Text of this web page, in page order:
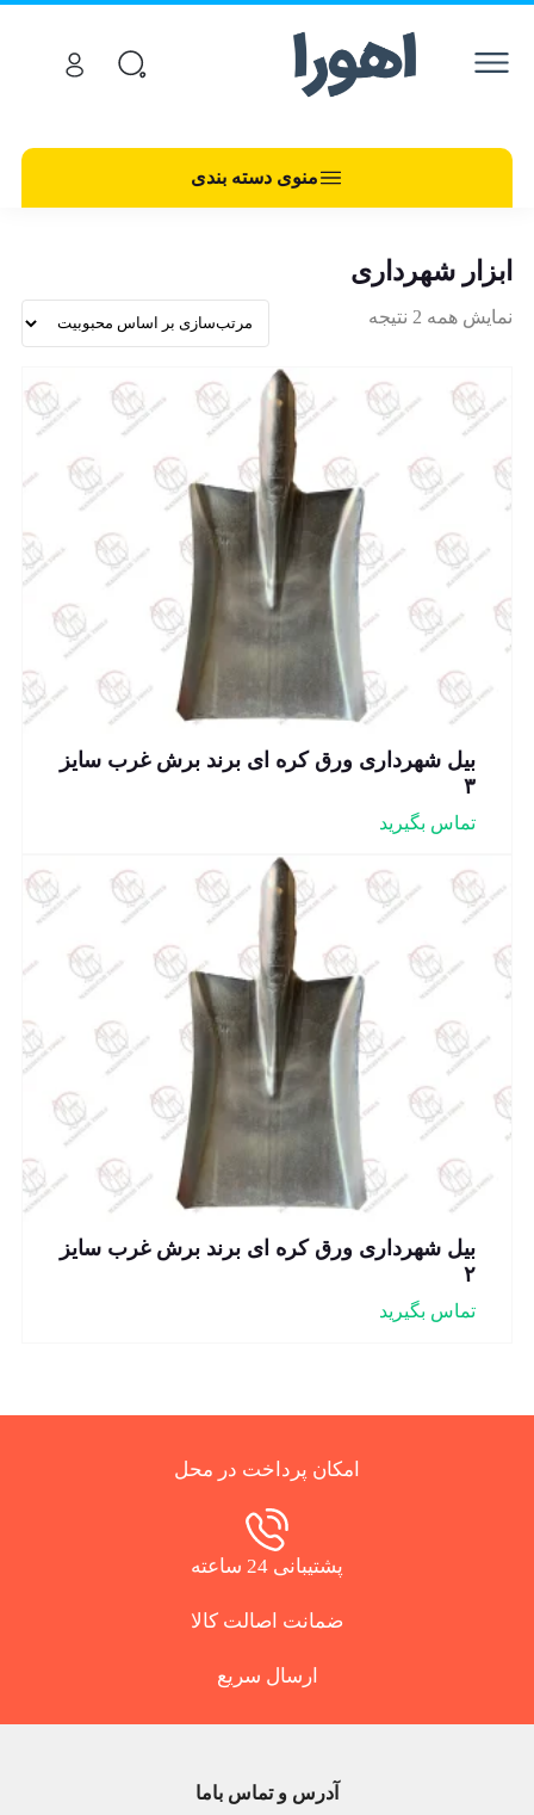
منوی دسته بندی
ابزار شهرداری
نمایش همه 2 نتیجه
بیل شهرداری ورق کره ای برند برش غرب سایز
۳
تماس بگیرید
بیل شهرداری ورق کره ای برند برش غرب سایز
۲
تماس بگیرید
امکان پرداخت در محل
پشتیبانی 24 ساعته
ضمانت اصالت کالا
ارسال سریع
آدرس و تماس باما